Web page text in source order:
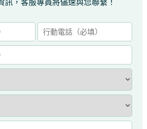
訊，客服專員將儘速與您聯繫！